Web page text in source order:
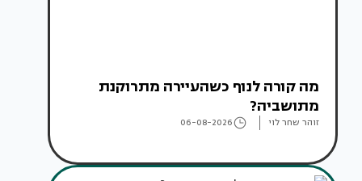
מה קורה לנוף כשהעיירה מתרוקנת
מתושביה?
זוהר שחר לוי 06-08-2026